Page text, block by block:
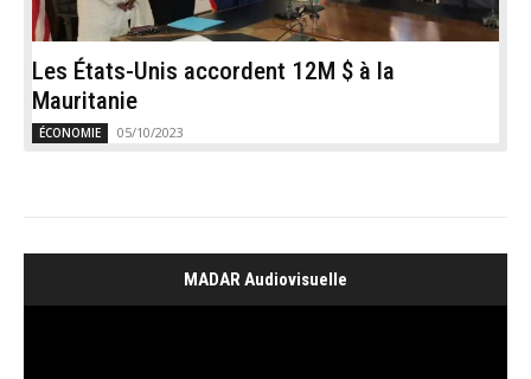
Les États-Unis accordent 12M $ à la
Mauritanie
ÉCONOMIE 05/10/2023
MADAR Audiovisuelle